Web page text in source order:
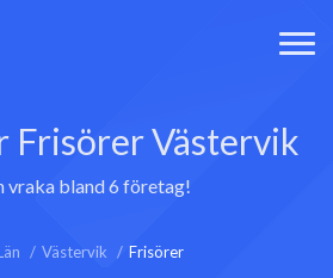
Frisörer Västervik
vraka bland 6 företag!
Västervik Frisörer